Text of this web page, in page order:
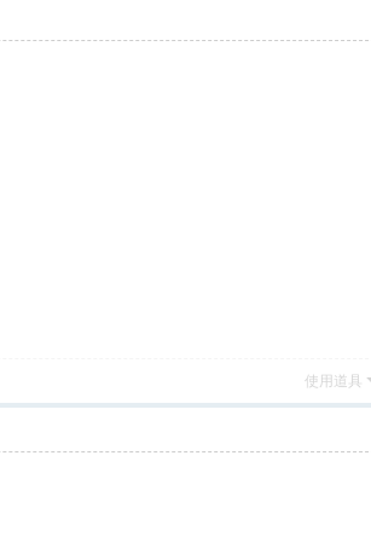
使用道具